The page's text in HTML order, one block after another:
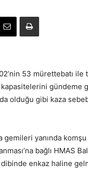
53 mürettebatı
gündeme
olduğu gibi kaza
gemileri yanında
bağlı HMAS
enkaz haline